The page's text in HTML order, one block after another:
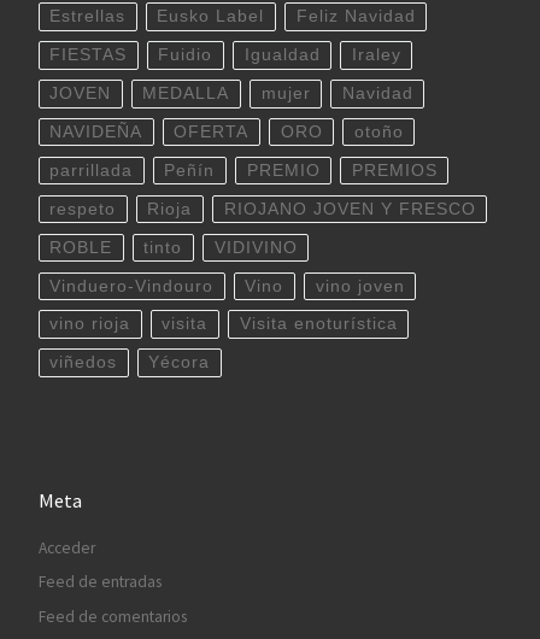
Estrellas Eusko Label Feliz Navidad
FIESTAS Fuidio Igualdad Iraley
JOVEN MEDALLA mujer Navidad
NAVIDEÑA OFERTA ORO otoño
parrillada Peñín PREMIO PREMIOS
respeto Rioja RIOJANO JOVEN Y FRESCO
ROBLE tinto VIDIVINO
Vinduero-Vindouro Vino vino joven
vino rioja visita Visita enoturística
viñedos Yécora
Meta
Acceder
Feed de entradas
Feed de comentarios